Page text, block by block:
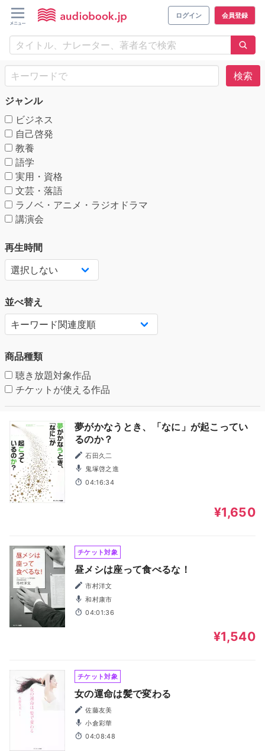
ログイン 会員登録
検索
ジャンル
ビジネス
自己啓発
教養
語学
実用・資格
文芸・落語
ラノベ・アニメ・ラジオドラマ
講演会
再生時間
並べ替え
商品種類
聴き放題対象作品
チケットが使える作品
夢がかなうとき、「なに」が起こってい
るのか？
石田久二
鬼塚啓之進
04:16:34
¥1,650
チケット対象
昼メシは座って食べるな！
市村洋文
和村康市
04:01:36
¥1,540
チケット対象
女の運命は髪で変わる
佐藤友美
小倉彩華
04:08:48